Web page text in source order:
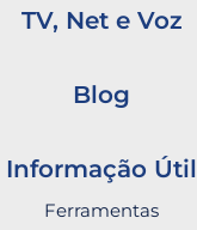
TV, Net e Voz
Blog
Informação Útil
Ferramentas